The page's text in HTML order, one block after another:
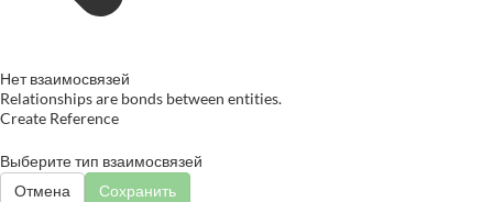
Нет взаимосвязей
Relationships are bonds between entities.
Create Reference
Выберите тип взаимосвязей
Отмена
Сохранить